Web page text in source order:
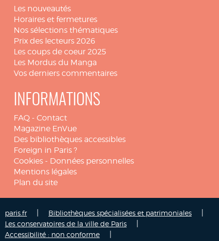
Les nouveautés
Horaires et fermetures
Nos sélections thématiques
Prix des lecteurs 2026
Les coups de coeur 2025
Les Mordus du Manga
Vos derniers commentaires
INFORMATIONS
FAQ - Contact
Magazine EnVue
Des bibliothèques accessibles
Foreign in Paris ?
Cookies - Données personnelles
Mentions légales
Plan du site
paris.fr Bibliothèques spécialisées et patrimoniales
Les conservatoires de la ville de Paris
Accessibilité : non conforme